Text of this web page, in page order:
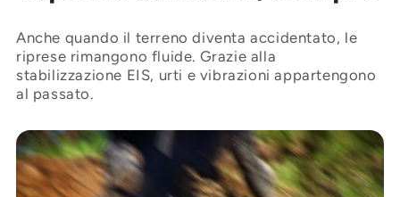
Anche quando il terreno diventa accidentato, le
riprese rimangono fluide. Grazie alla
stabilizzazione EIS, urti e vibrazioni appartengono
al passato.